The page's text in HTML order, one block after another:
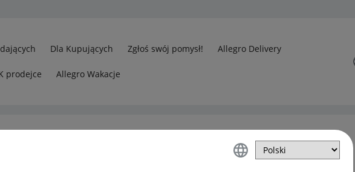
Dla Kupujących Zgłoś swój pomysł! Allegro Delivery
prodejce Allegro Wakacje